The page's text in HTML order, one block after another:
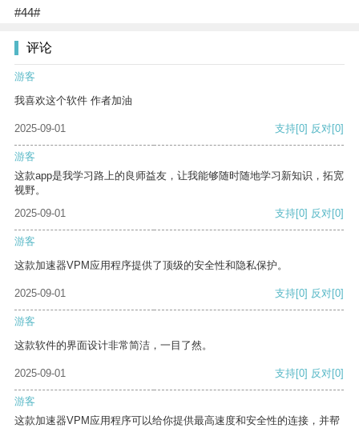
#44#
评论
游客
我喜欢这个软件 作者加油
2025-09-01 支持[0] 反对[0]
游客
这款app是我学习路上的良师益友，让我能够随时随地学习新知识，拓宽
视野。
2025-09-01
支持[0] 反对[0]
游客
这款加速器VPM应用程序提供了顶级的安全性和隐私保护。
2025-09-01 支持[0] 反对[0]
游客
这款软件的界面设计非常简洁，一目了然。
2025-09-01 支持[0] 反对[0]
游客
这款加速器VPM应用程序可以给你提供最高速度和安全性的连接，并帮